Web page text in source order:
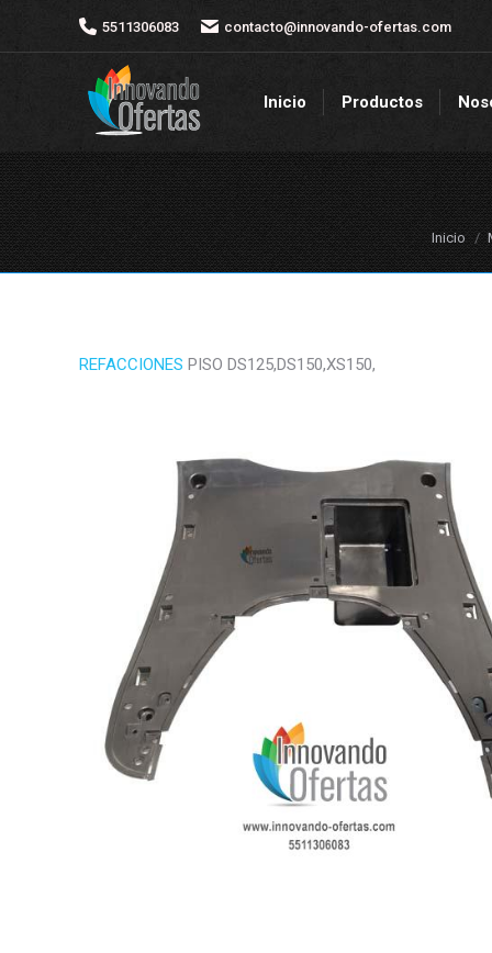
5511306083 contacto@innovando-ofertas.com
Inicio Productos
Estás
Inicio
REFACCIONES PISO DS125,DS150,XS150,
5511306083 contacto@innovando-ofertas.com
Inicio Productos